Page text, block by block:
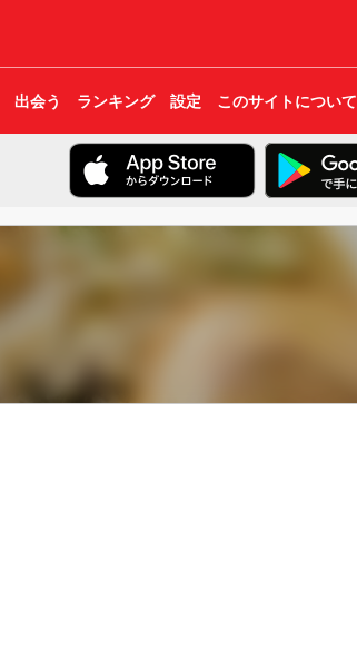
出会う ランキング 設定 このサイトについて